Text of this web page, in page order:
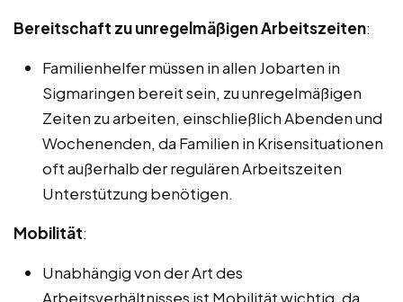
Bereitschaft zu unregelmäßigen Arbeitszeiten:
Familienhelfer müssen in allen Jobarten in
Sigmaringen bereit sein, zu unregelmäßigen
Zeiten zu arbeiten, einschließlich Abenden und
Wochenenden, da Familien in Krisensituationen
oft außerhalb der regulären Arbeitszeiten
Unterstützung benötigen.
Mobilität:
Unabhängig von der Art des
Arbeitsverhältnisses ist Mobilität wichtig, da